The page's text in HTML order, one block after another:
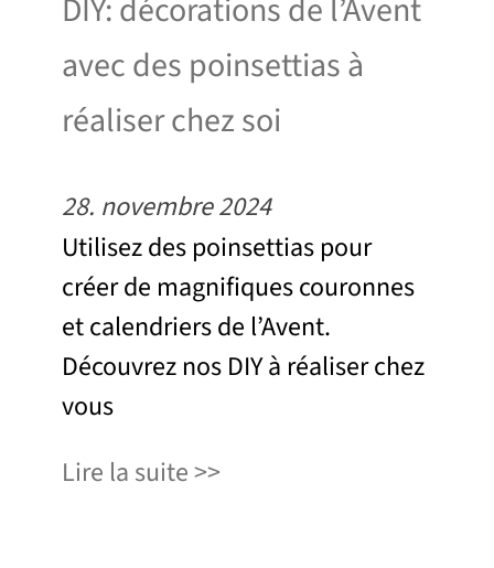
DIY: décorations de l’Avent
avec des poinsettias à
réaliser chez soi
28. novembre 2024
Utilisez des poinsettias pour
créer de magnifiques couronnes
et calendriers de l’Avent.
Découvrez nos DIY à réaliser chez
vous
Lire la suite